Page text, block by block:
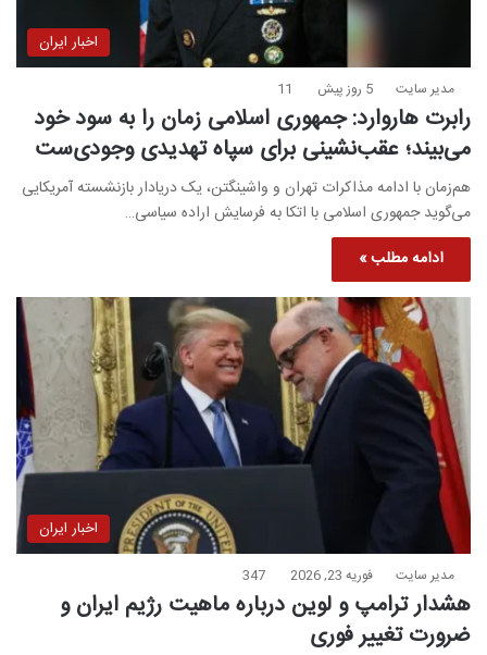
اخبار ایران
مدیر سایت 5 روز پیش 11
رابرت هاروارد: جمهوری اسلامی زمان را به سود خود
می‌بیند؛ عقب‌نشینی برای سپاه تهدیدی وجودی‌ست
هم‌زمان با ادامه مذاکرات تهران و واشینگتن، یک دریادار بازنشسته آمریکایی
می‌گوید جمهوری اسلامی با اتکا به فرسایش اراده سیاسی…
ادامه مطلب »
اخبار ایران
مدیر سایت فوریه 23, 2026 347
هشدار ترامپ و لوین درباره ماهیت رژیم ایران و
ضرورت تغییر فوری